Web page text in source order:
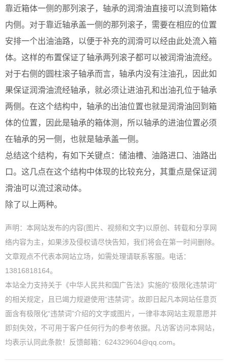
靠近箱体一侧的那列滚子，轴承的润滑油直接可以流到箱体
内侧。对于靠近轴承盖一侧的那列滚子，需要在相应的位置
安排一个出油油路，以便于补充的润滑可以经由此处流入箱
体。这样的布置保证了轴承两列滚子都可以被润滑油流经。
对于右侧的圆柱滚子轴承而言，轴承内没有注油孔，因此如
果保证润滑油流经轴承，就必须让进油孔和出油孔位于轴承
两侧。在这个结构中，轴承的出油位置也就是润滑油回到箱
体的位置，因此是轴承的箱体测，所以轴承的进油位置必须
在轴承的另一侧，也就是轴承盖一侧。
总结这个结构，有如下关键点：储油槽、油路进口、油路出
口。这几点在这个结构中体现的比较充分，其重点是保证润
滑油可以流过滚动体。
除了以上两种。
声明：本网站发布的内容(图片、视频和文字)以原创、转载和分享网
络内容为主，如果涉及侵权请尽快告知，我们将会在第一时间删除。
文章观点不代表本网站立场，如需处理请联系客服。电话：
13816818164。
本站全力支持关于《中华人民共和国广告法》实施的“极限化违禁词”
的相关规定，且已竭力规避使用“违禁词”。故即日起凡本网站任意页
面含有极限化“违禁词”介绍的文字或图片，一律非本网站主观意愿并
即刻失效，不可用于客户任何行为的参考依据。凡访客访问本网站，
均表示认同此条款！反馈邮箱：624329604@qq.com。